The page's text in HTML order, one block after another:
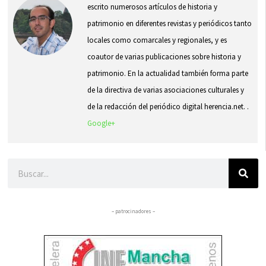
escrito numerosos artículos de historia y
patrimonio en diferentes revistas y periódicos tanto
locales como comarcales y regionales, y es
coautor de varias publicaciones sobre historia y
patrimonio. En la actualidad también forma parte
de la directiva de varias asociaciones culturales y
de la redacción del periódico digital herencia.net. .
Google+
– patrocinadores –